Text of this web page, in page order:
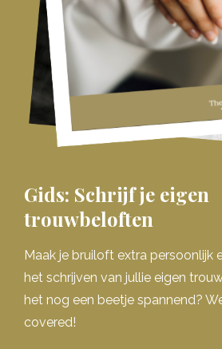
Gids: Schrijf je eigen
trouwbeloften
Maak je bruiloft extra persoonlijk
het schrijven van jullie eigen
het nog een beetje spannend?
covered!